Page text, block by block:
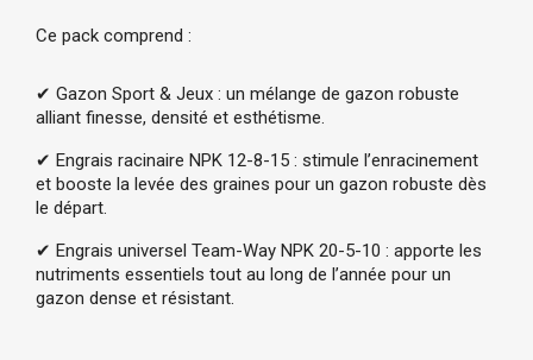
Ce pack comprend :
✔ Gazon Sport & Jeux : un mélange de gazon robuste
alliant finesse, densité et esthétisme.
✔ Engrais racinaire NPK 12-8-15 : stimule l’enracinement
et booste la levée des graines pour un gazon robuste dès
le départ.
✔ Engrais universel Team-Way NPK 20-5-10 : apporte les
nutriments essentiels tout au long de l’année pour un
gazon dense et résistant.